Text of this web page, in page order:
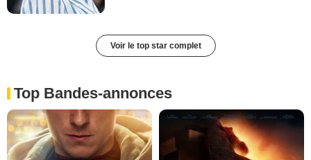
Voir le top star complet
Top Bandes-annonces